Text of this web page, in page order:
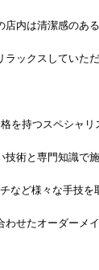
店内は清潔感のある
ラックスしていた
を持つスペシャリ
術と専門知識で
など様々な手技を
わせたオーダーメ